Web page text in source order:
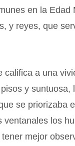
en la Edad
y reyes, que
califica a una
y suntuosa,
se priorizaba
los
mejor